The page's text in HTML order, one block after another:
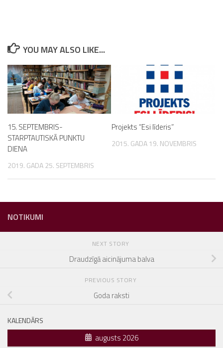
YOU MAY ALSO LIKE...
15. SEPTEMBRIS-
STARPTAUTISKĀ PUNKTU
DIENA
2019. GADA 25. SEPTEMBRIS
Projekts “Esi līderis”
2015. GADA 19. NOVEMBRIS
NOTIKUMI
NEXT STORY
Draudzīgā aicinājuma balva
PREVIOUS STORY
Goda raksti
KALENDĀRS
augusts 2026